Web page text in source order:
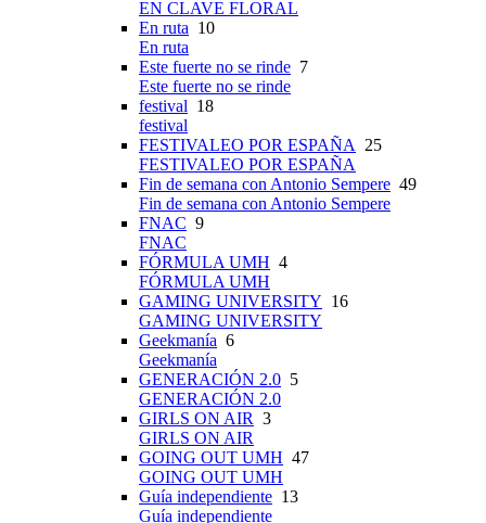
EN CLAVE FLORAL
En ruta 10
En ruta
Este fuerte no se rinde 7
Este fuerte no se rinde
festival 18
festival
FESTIVALEO POR ESPAÑA 25
FESTIVALEO POR ESPAÑA
Fin de semana con Antonio Sempere 49
Fin de semana con Antonio Sempere
FNAC 9
FNAC
FÓRMULA UMH 4
FÓRMULA UMH
GAMING UNIVERSITY 16
GAMING UNIVERSITY
Geekmanía 6
Geekmanía
GENERACIÓN 2.0 5
GENERACIÓN 2.0
GIRLS ON AIR 3
GIRLS ON AIR
GOING OUT UMH 47
GOING OUT UMH
Guía independiente 13
Guía independiente